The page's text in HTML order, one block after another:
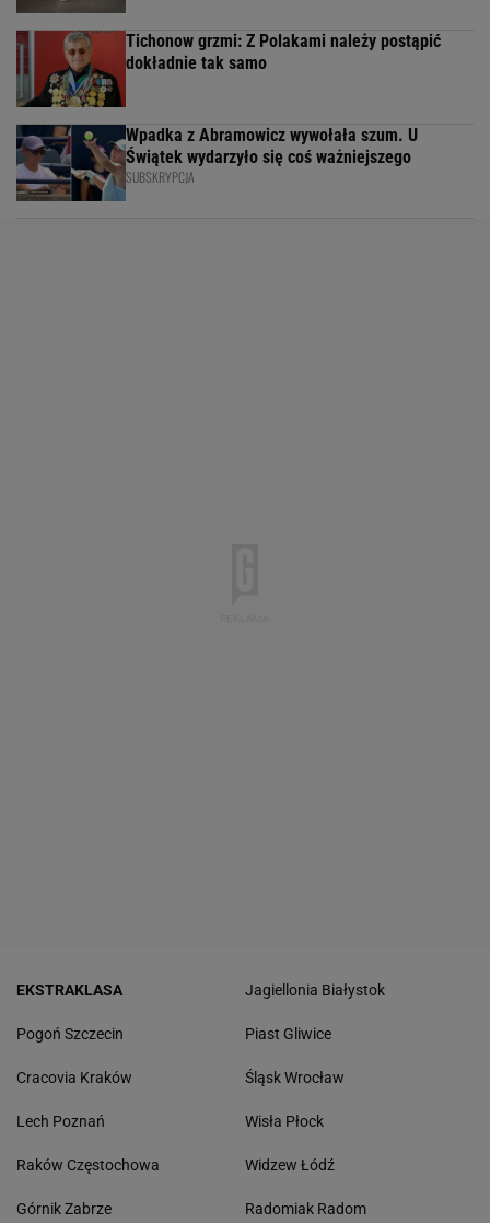
Tichonow grzmi: Z Polakami należy postąpić
dokładnie tak samo
Wpadka z Abramowicz wywołała szum. U
Świątek wydarzyło się coś ważniejszego
SUBSKRYPCJA
EKSTRAKLASA
Pogoń Szczecin
Cracovia Kraków
Lech Poznań
Raków Częstochowa
Górnik Zabrze
Jagiellonia Białystok
Piast Gliwice
Śląsk Wrocław
Wisła Płock
Widzew Łódź
Radomiak Radom